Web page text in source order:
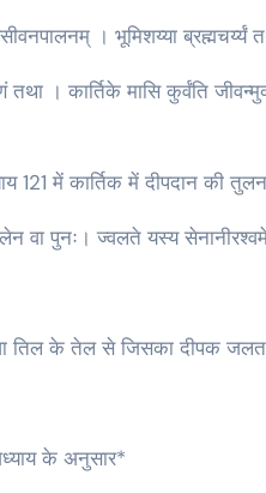
। भूमिशय्या ब्रह्मचर्य्यं
। कार्तिके मासि कुर्वंति
121 में कार्तिक में दीपदान की
वा पुनः। ज्वलते यस्य
तिल के तेल से जिसका दीपक
के अनुसार*